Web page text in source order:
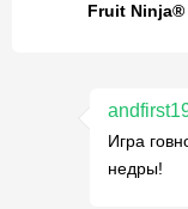
Fruit Ninja®
Игра
недры!